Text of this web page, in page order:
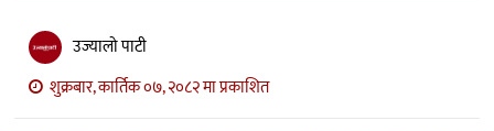
अन्तर्वार्ता
मनोरञ्जन
उज्यालो पाटी
शुक्रबार, कार्तिक ०७, २०८२ मा प्रकाशित